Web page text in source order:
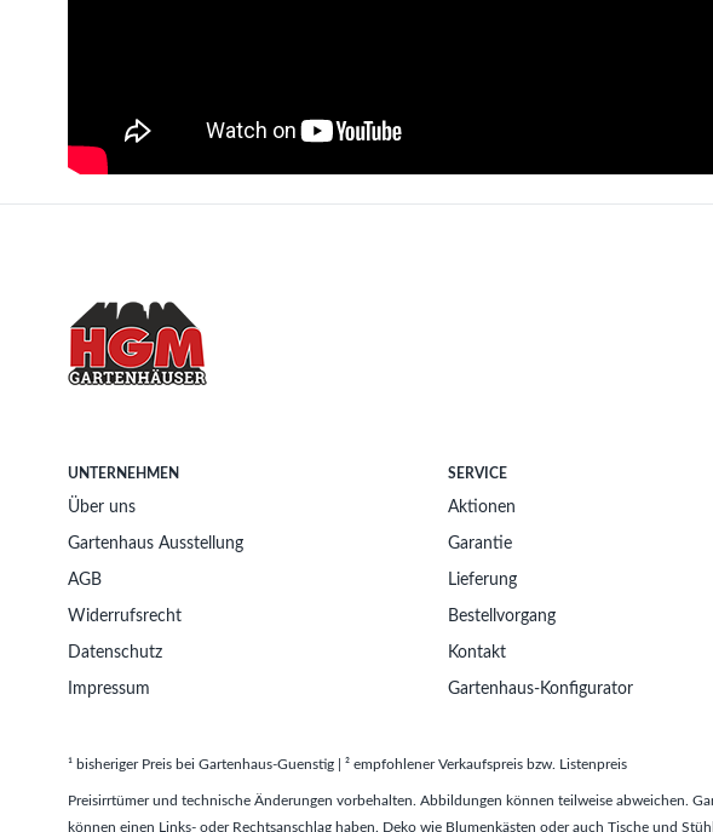
UNTERNEHMEN
Über uns
Gartenhaus Ausstellung
AGB
Widerrufsrecht
Datenschutz
Impressum
SERVICE
Aktionen
Garantie
Lieferung
Bestellvorgang
Kontakt
Gartenhaus-Konfigurator
¹ bisheriger Preis bei Gartenhaus-Guenstig | ² empfohlener Verkaufspreis bzw. Listenpreis
Preisirrtümer und technische Änderungen vorbehalten. Abbildungen können teilweise abweichen.
können einen Links- oder Rechtsanschlag haben. Deko wie Blumenkästen oder auch Tische und